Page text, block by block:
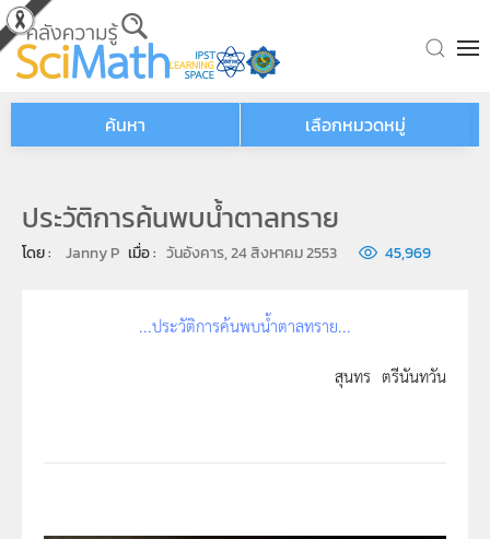
Skip to main content
ค้นหา เลือกหมวดหมู่
ประวัติการค้นพบน้ำตาลทราย
โดย : Janny P เมื่อ : วันอังคาร, 24 สิงหาคม 2553 45,969
...ประวัติการค้นพบน้ำตาลทราย...
สุนทร ตรีนันทวัน